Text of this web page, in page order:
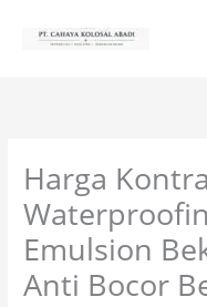
Harga
Emulsion
Anti Bocor